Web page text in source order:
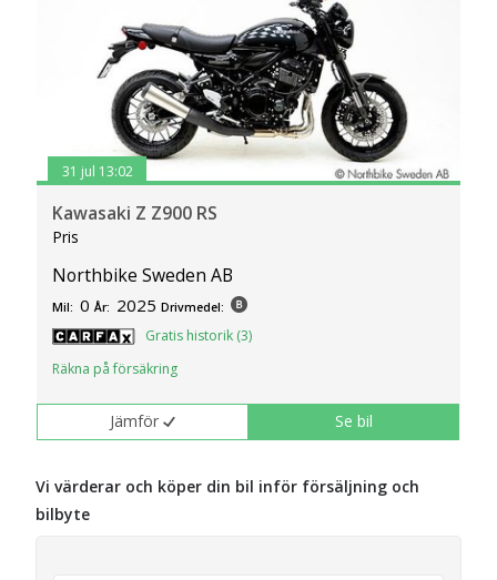
31 jul 13:02
Kawasaki Z Z900 RS
Pris
Northbike Sweden AB
Mil: 0 År: 2025 Drivmedel:
Gratis historik (3)
Räkna på försäkring
Jämför Se bil
Vi värderar och köper din bil inför försäljning och
bilbyte